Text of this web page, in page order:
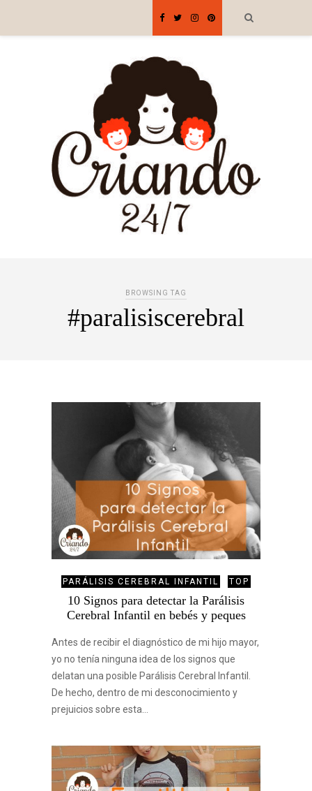
BROWSING TAG
#paralisiscerebral
PARÁLISIS CEREBRAL INFANTIL TOP
10 Signos para detectar la Parálisis
Cerebral Infantil en bebés y peques
Antes de recibir el diagnóstico de mi hijo mayor,
yo no tenía ninguna idea de los signos que
delatan una posible Parálisis Cerebral Infantil.
De hecho, dentro de mi desconocimiento y
prejuicios sobre esta…